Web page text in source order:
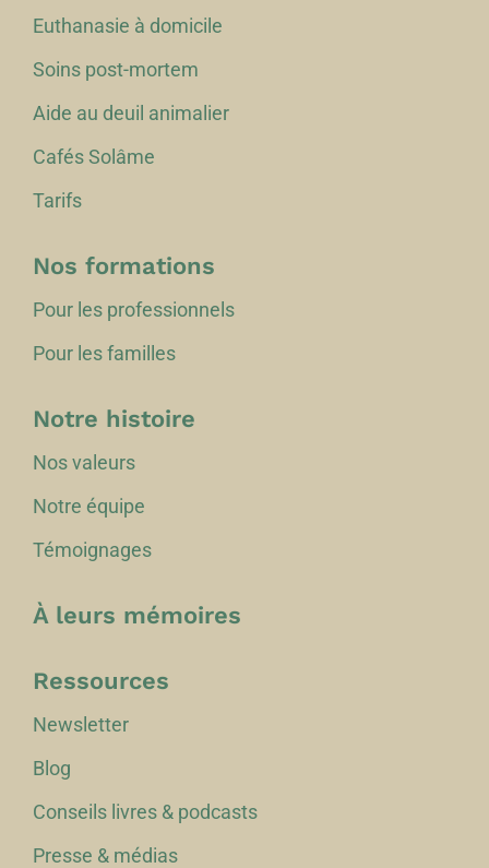
Euthanasie à domicile
Soins post-mortem
Aide au deuil animalier
Cafés Solâme
Tarifs
Nos formations
Pour les professionnels
Pour les familles
Notre histoire
Nos valeurs
Notre équipe
Témoignages
À leurs mémoires
Ressources
Newsletter
Blog
Conseils livres & podcasts
Presse & médias